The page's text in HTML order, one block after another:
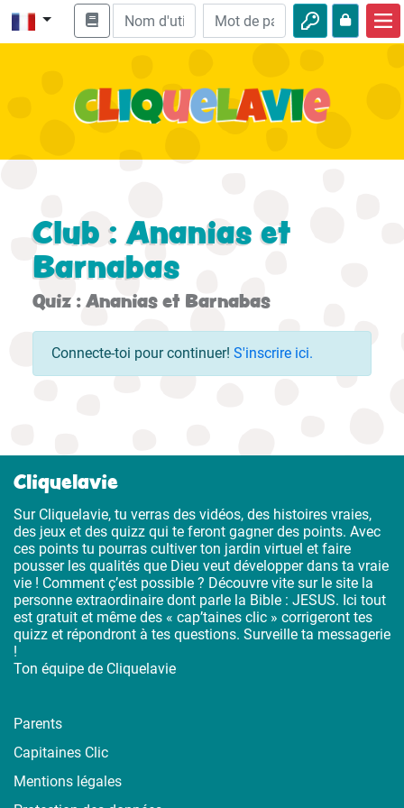
Enseignement biblique
Club : Ananias et
Barnabas
Quiz : Ananias et Barnabas
Connecte-toi pour continuer! S'inscrire ici.
Cliquelavie
Sur Cliquelavie, tu verras des vidéos, des histoires vraies,
des jeux et des quizz qui te feront gagner des points. Avec
ces points tu pourras cultiver ton jardin virtuel et faire
pousser les qualités que Dieu veut développer dans ta vraie
vie ! Comment ç’est possible ? Découvre vite sur le site la
personne extraordinaire dont parle la Bible : JESUS. Ici tout
est gratuit et même des « cap’taines clic » corrigeront tes
quizz et répondront à tes questions. Surveille ta messagerie
!
Ton équipe de Cliquelavie
Parents
Capitaines Clic
Mentions légales